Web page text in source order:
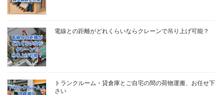
電線との距離がどれくらいならクレーンで吊り上げ可能？
トランクルーム・貸倉庫とご自宅の間の荷物運搬、お任せ下
さい